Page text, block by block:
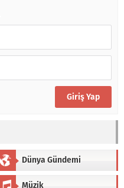
Dünya Gündemi
Müzik